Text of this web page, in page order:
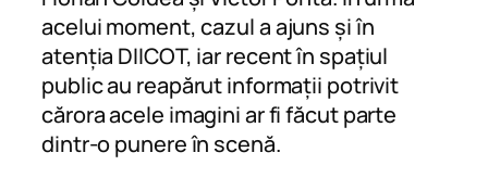
acelui moment, cazul a ajuns și în
atenția DIICOT, iar recent în spațiul
public au reapărut informații potrivit
cărora acele imagini ar fi făcut parte
dintr-o punere în scenă.